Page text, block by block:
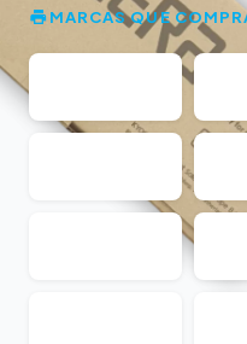
MARCAS QUE